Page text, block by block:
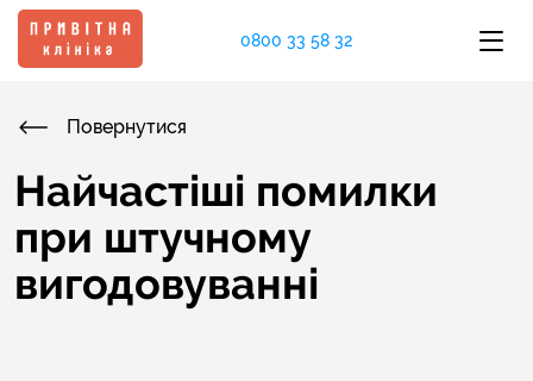
0800 33 58 32
Повернутися
Найчастіші помилки
при штучному
вигодовуванні